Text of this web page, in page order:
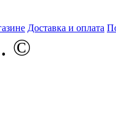
Доставка и оплата
©